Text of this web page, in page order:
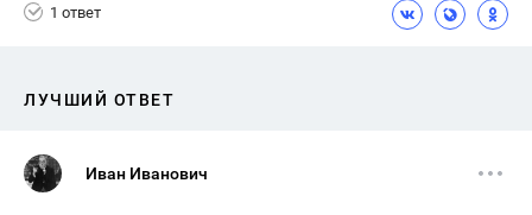
1 ответ
ЛУЧШИЙ ОТВЕТ
Иван Иванович